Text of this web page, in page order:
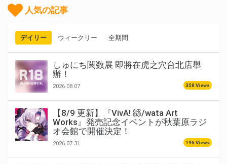
人気の記事
デイリー ウィークリー 全期間
しゅにち関数展 即將在虎之穴台北店舉
辦！
2026.08.07 358 Views
【8/9 更新】『VivA! 緜/wata Art
Works』発売記念イベントが秋葉原ラジ
オ会館で開催決定！
2026.07.31 196 Views